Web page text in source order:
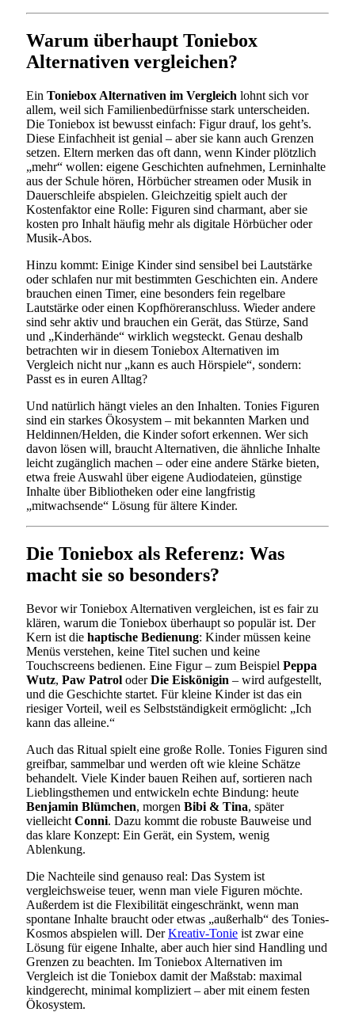
Warum überhaupt Toniebox
Alternativen vergleichen?
Ein Toniebox Alternativen im Vergleich lohnt sich vor
allem, weil sich Familienbedürfnisse stark unterscheiden.
Die Toniebox ist bewusst einfach: Figur drauf, los geht’s.
Diese Einfachheit ist genial – aber sie kann auch Grenzen
setzen. Eltern merken das oft dann, wenn Kinder plötzlich
„mehr“ wollen: eigene Geschichten aufnehmen, Lerninhalte
aus der Schule hören, Hörbücher streamen oder Musik in
Dauerschleife abspielen. Gleichzeitig spielt auch der
Kostenfaktor eine Rolle: Figuren sind charmant, aber sie
kosten pro Inhalt häufig mehr als digitale Hörbücher oder
Musik-Abos.
Hinzu kommt: Einige Kinder sind sensibel bei Lautstärke
oder schlafen nur mit bestimmten Geschichten ein. Andere
brauchen einen Timer, eine besonders fein regelbare
Lautstärke oder einen Kopfhöreranschluss. Wieder andere
sind sehr aktiv und brauchen ein Gerät, das Stürze, Sand
und „Kinderhände“ wirklich wegsteckt. Genau deshalb
betrachten wir in diesem Toniebox Alternativen im
Vergleich nicht nur „kann es auch Hörspiele“, sondern:
Passt es in euren Alltag?
Und natürlich hängt vieles an den Inhalten. Tonies Figuren
sind ein starkes Ökosystem – mit bekannten Marken und
Heldinnen/Helden, die Kinder sofort erkennen. Wer sich
davon lösen will, braucht Alternativen, die ähnliche Inhalte
leicht zugänglich machen – oder eine andere Stärke bieten,
etwa freie Auswahl über eigene Audiodateien, günstige
Inhalte über Bibliotheken oder eine langfristig
„mitwachsende“ Lösung für ältere Kinder.
Die Toniebox als Referenz: Was
macht sie so besonders?
Bevor wir Toniebox Alternativen vergleichen, ist es fair zu
klären, warum die Toniebox überhaupt so populär ist. Der
Kern ist die haptische Bedienung: Kinder müssen keine
Menüs verstehen, keine Titel suchen und keine
Touchscreens bedienen. Eine Figur – zum Beispiel Peppa
Wutz, Paw Patrol oderDie Eiskönigin – wird aufgestellt,
und die Geschichte startet. Für kleine Kinder ist das ein
riesiger Vorteil, weil es Selbstständigkeit ermöglicht: „Ich
kann das alleine.“
Auch das Ritual spielt eine große Rolle. Tonies Figuren sind
greifbar, sammelbar und werden oft wie kleine Schätze
behandelt. Viele Kinder bauen Reihen auf, sortieren nach
Lieblingsthemen und entwickeln echte Bindung: heute
Benjamin Blümchen, morgen Bibi & Tina, später
vielleicht Conni. Dazu kommt die robuste Bauweise und
das klare Konzept: Ein Gerät, ein System, wenig
Ablenkung.
Die Nachteile sind genauso real: Das System ist
vergleichsweise teuer, wenn man viele Figuren möchte.
Außerdem ist die Flexibilität eingeschränkt, wenn man
spontane Inhalte braucht oder etwas „außerhalb“ des Tonies-
Kosmos abspielen will. DerKreativ-Tonie ist zwar eine
Lösung für eigene Inhalte, aber auch hier sind Handling und
Grenzen zu beachten. Im Toniebox Alternativen im
Vergleich ist die Toniebox damit der Maßstab: maximal
kindgerecht, minimal kompliziert – aber mit einem festen
Ökosystem.